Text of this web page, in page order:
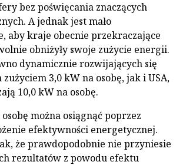
bez poświęcania znaczących
A jednak jest mało
aby kraje obecnie przekraczające
obniżyły swoje zużycie energii.
dynamicznie rozwijających się
3,0 kW na osobę, jak i USA,
10,0 kW na osobę.
można osiągnąć poprzez
efektywności energetycznej.
że prawdopodobnie nie przyniesie
rezultatów z powodu efektu